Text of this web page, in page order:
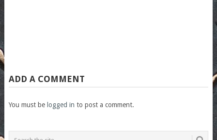
ADD A COMMENT
You must be logged in to post a comment.